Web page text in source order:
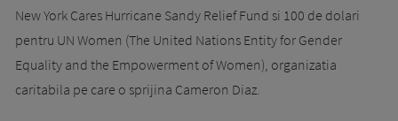
New York Cares Hurricane Sandy Relief Fund si 100 de dolari
pentru UN Women (The United Nations Entity for Gender
Equality and the Empowerment of Women), organizatia
caritabila pe care o sprijina Cameron Diaz.